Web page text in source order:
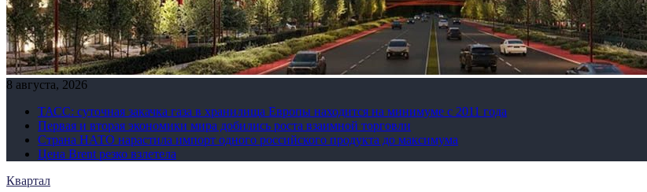
8 августа, 2026
ТАСС: суточная закачка газа в хранилища Европы находится на минимуме с 2011 года
Первая и вторая экономики мира добились роста взаимной торговли
Страна НАТО нарастила импорт одного российского продукта до максимума
Цена Brent резко взлетела
Квартал